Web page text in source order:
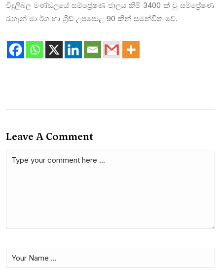
විදුලිබල මණ්ඩලයේ සම්ප්‍රේෂණ ජාලය කිමි 3400 ක් වු සම්ප්‍රේෂණ
රැහැන් මා ර්ග හා ග්‍රිඩ් උපපොළ 90 කින් සමන්විත වේ.
Leave A Comment